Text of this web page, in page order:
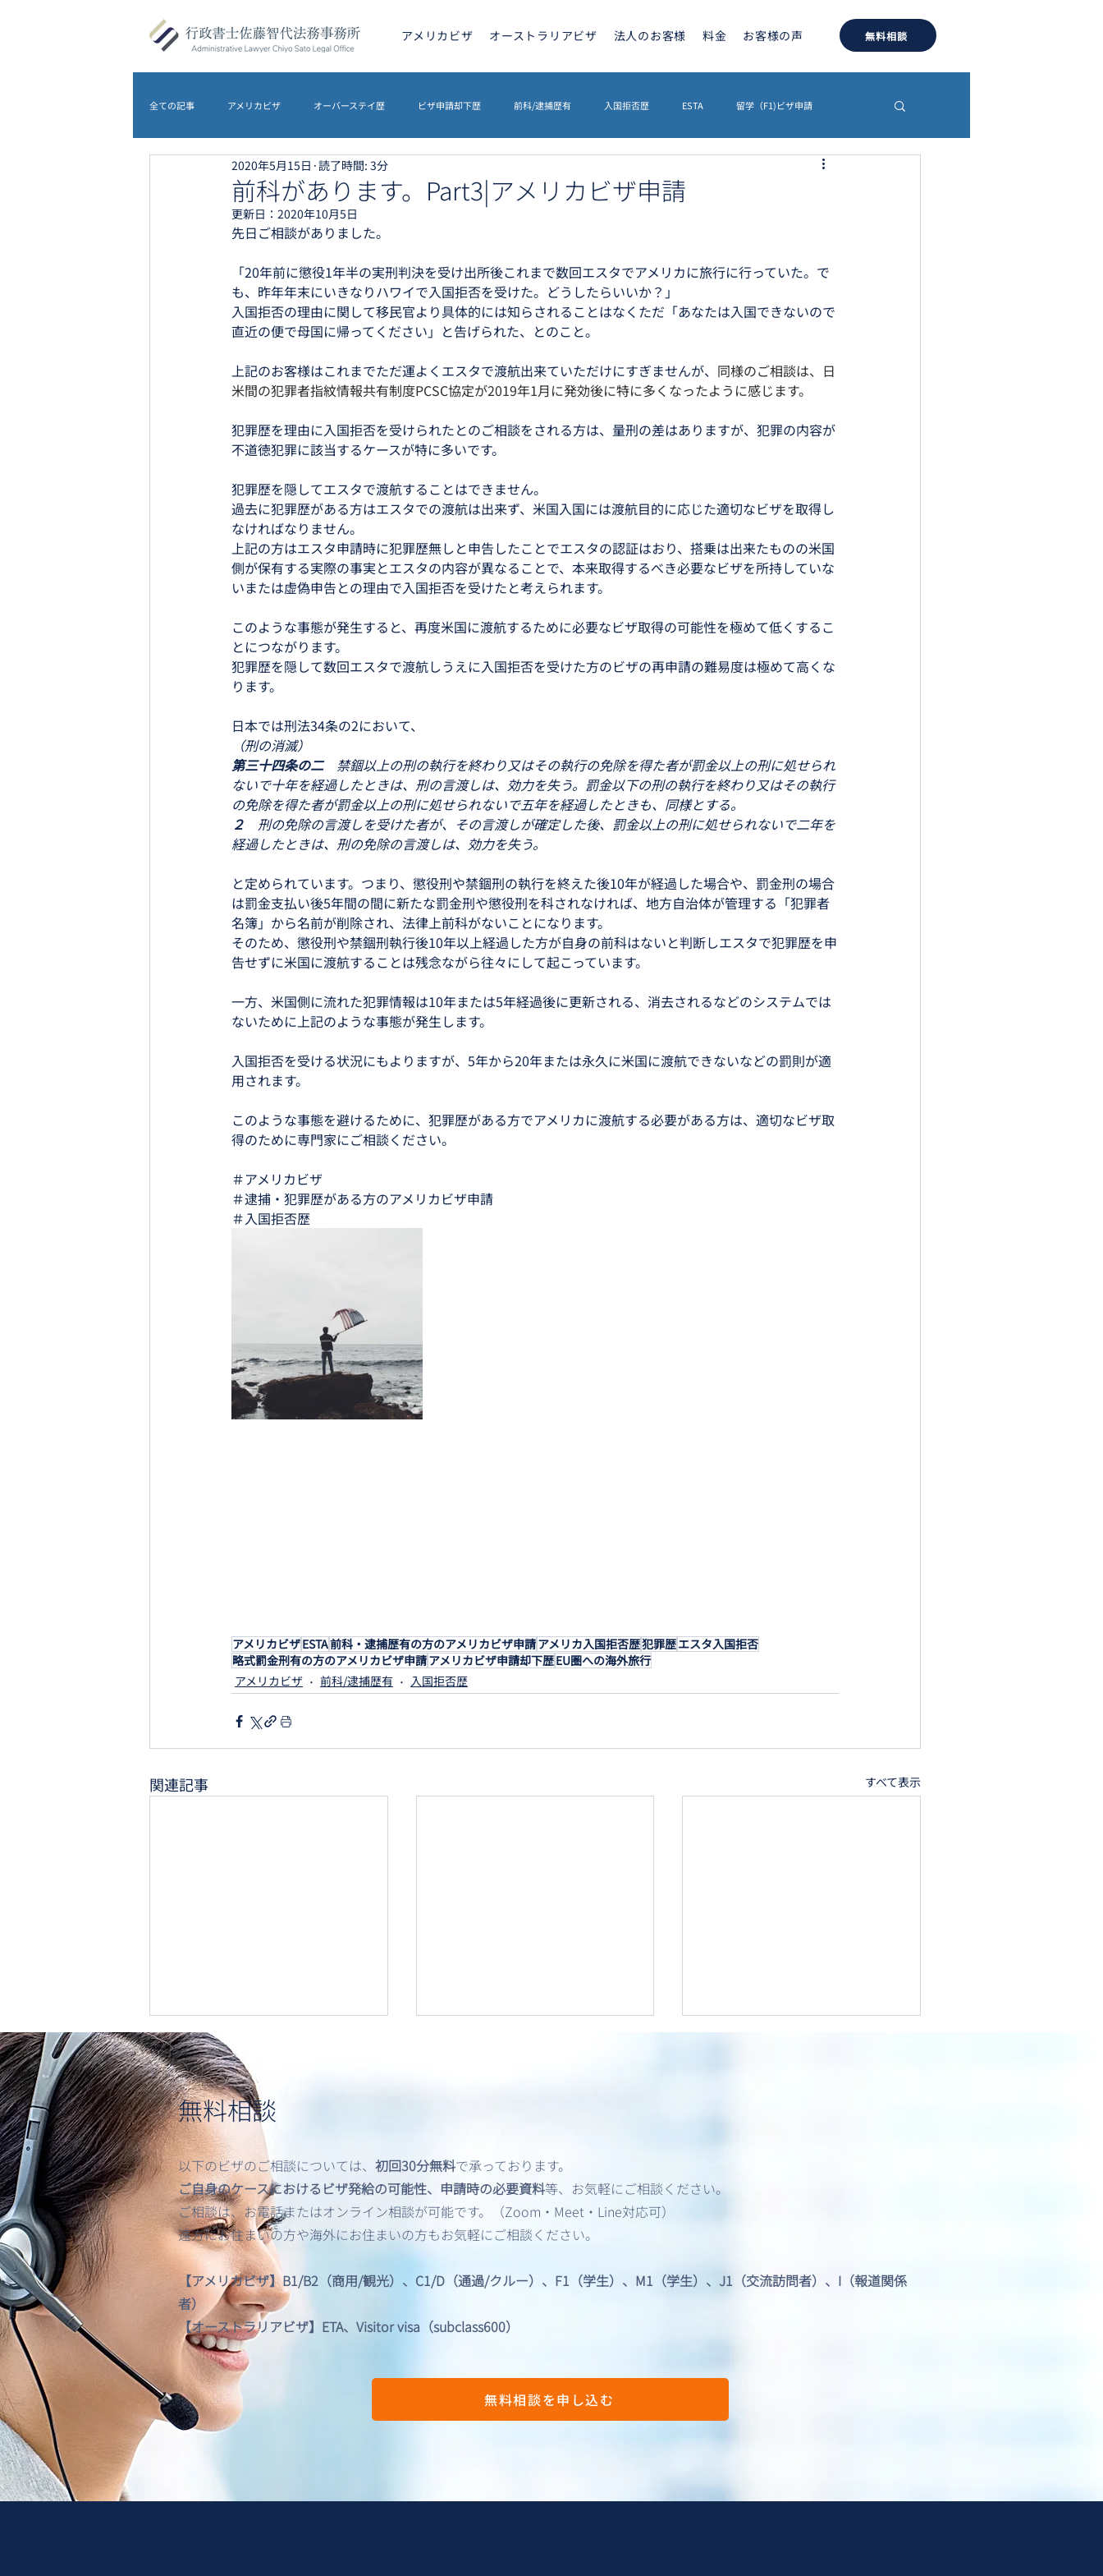
アメリカビザ オーストラリアビザ 法人のお客様 料金 お客様の声 無料相談
全ての記事 アメリカビザ オーバーステイ歴 ビザ申請却下歴 前科/逮捕歴有 入国拒否歴 ESTA 留学（F1)ビザ申請
アメリカビザ オーストラリアビザ 認証・翻訳
離婚 イギリスビザ
前科があります。Part3|アメリカビザ申請
2020年5月15日 読了時間: 3分
更新日： 2020年10月5日
先日ご相談がありました。
「20年前に懲役1年半の実刑判決を受け出所後これまで数回エスタでアメリカに旅行に行っていた。で
も、昨年年末にいきなりハワイで入国拒否を受けた。どうしたらいいか？」
入国拒否の理由に関して移民官より具体的には知らされることはなくただ「あなたは入国できないので
直近の便で母国に帰ってください」と告げられた、とのこと。
上記のお客様はこれまでただ運よくエスタで渡航出来ていただけにすぎませんが、 同様のご相談は、日
米間の犯罪者指紋情報共有制度PCSC協定が2019年1月に発効後に特に多くなったように感じます。
犯罪歴を理由に入国拒否を受けられたとのご相談をされる方は、量刑の差はありますが、犯罪の内容が
不道徳犯罪に該当するケースが特に多いです。
犯罪歴を隠してエスタで渡航することはできません。
過去に犯罪歴がある方はエスタでの渡航は出来ず、米国入国には渡航目的に応じた適切なビザを取得し
なければなりません。
上記の方はエスタ申請時に犯罪歴無しと申告したことでエスタの認証はおり、搭乗は出来たものの米国
側が保有する実際の事実とエスタの内容が異なることで、本来取得するべき必要なビザを所持していな
いまたは虚偽申告との理由で入国拒否を受けたと考えられます。
このような事態が発生すると、再度米国に渡航するために必要なビザ取得の可能性を極めて低くするこ
とにつながります。
犯罪歴を隠して数回エスタで渡航しうえに入国拒否を受けた方のビザの再申請の難易度は極めて高くな
ります。
日本では刑法34条の2において、
（刑の消滅）
第三十四条の二 禁錮以上の刑の執行を終わり又はその執行の免除を得た者が罰金以上の刑に処せられ
ないで十年を経過したときは、刑の言渡しは、効力を失う。罰金以下の刑の執行を終わり又はその執行
の免除を得た者が罰金以上の刑に処せられないで五年を経過したときも、同様とする。
２ 刑の免除の言渡しを受けた者が、その言渡しが確定した後、罰金以上の刑に処せられないで二年を
経過したときは、刑の免除の言渡しは、効力を失う。
と定められています。つまり、懲役刑や禁錮刑の執行を終えた後10年が経過した場合や、罰金刑の場合
は罰金支払い後5年間の間に新たな罰金刑や懲役刑を科されなければ、地方自治体が管理する「犯罪者
名簿」から名前が削除され、法律上前科がないことになります。
そのため、懲役刑や禁錮刑執行後10年以上経過した方が自身の前科はないと判断しエスタで犯罪歴を申
告せずに米国に渡航することは残念ながら往々にして起こっています。
一方、米国側に流れた犯罪情報は10年または5年経過後に更新される、消去されるなどのシステムでは
ないために上記のような事態が発生します。
入国拒否を受ける状況にもよりますが、5年から20年または永久に米国に渡航できないなどの罰則が適
用されます。
このような事態を避けるために、犯罪歴がある方でアメリカに渡航する必要がある方は、適切なビザ取
得のために専門家にご相談ください。
＃アメリカビザ
＃逮捕・犯罪歴がある方のアメリカビザ申請
＃入国拒否歴
アメリカビザESTA前科・逮捕歴有の方のアメリカビザ申請アメリカ入国拒否歴犯罪歴エスタ入国拒否
略式罰金刑有の方のアメリカビザ申請アメリカビザ申請却下歴EU圏への海外旅行
アメリカビザ
前科/逮捕歴有 入国拒否歴
関連記事 すべて表示
米国出入国時における顔認
証・バイオメトリクス提出の
義務化について
飲酒運転（DUI）歴がある方
のアメリカビザ申請
共有 ― 「M5」とは何か？
無料相談
以下のビザのご相談については、 初回30分無料で承っております。
ご自身のケースにおけるビザ発給の可能性、申請時の必要資料等、お気軽にご相談ください。
ご相談は、お電話またはオンライン相談が可能です。（Zoom・Meet・Line対応可）
遠方にお住まいの方や海外にお住まいの方もお気軽にご相談ください。
【アメリカビザ】B1/B2（商用/観光）、C1/D（通過/クルー）、F1（学生）、M1（学生）、J1（交流訪問者）、I（報道関係
者）
【オーストラリアビザ】ETA、Visitor visa（subclass600）
無料相談を申し込む